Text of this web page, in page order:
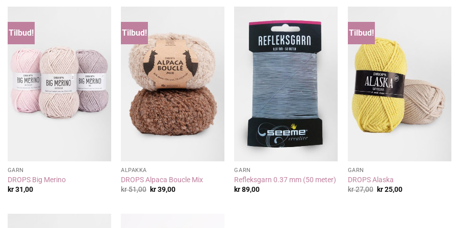
Tilbud!
GARN
DROPS Big Merino
kr31,00
Tilbud!
ALPAKKA
DROPS Alpaca Boucle Mix
kr51,00 Opprinnelig
kr39,00Nåværende
GARN
Refleksgarn 0.37 mm (50 meter)
kr89,00
Tilbud!
GARN
DROPS Alaska
kr27,00 Opprinnelig
kr25,00Nåværende